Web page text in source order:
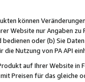
können
Website nur Angaben
oder (b) Sie
Nutzung von PA API
auf Ihrer Website
Preisen für das